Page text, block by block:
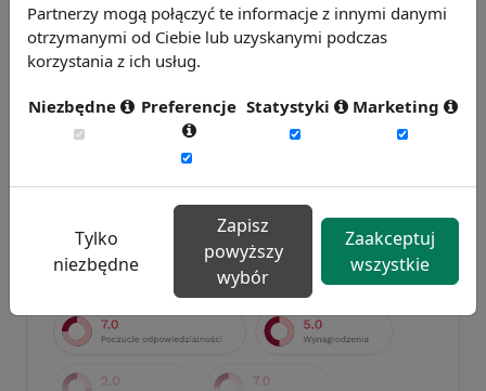
Badanie wskaźnikiHR 2026
Zmierz 59 wskaźników efektywności
personalnej, w tym absencję, fluktuację i
efektywność pracy.
Weź udział w badaniu
Partnerzy mogą połączyć te informacje z innymi danymi
otrzymanymi od Ciebie lub uzyskanymi podczas
korzystania z ich usług.
Niezbędne Preferencje Statystyki Marketing
Tylko
niezbędne
Zapisz
powyższy
wybór
Zaakceptuj
wszystkie